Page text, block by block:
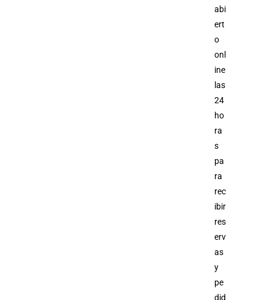
abi
ert
o
onl
ine
las
24
ho
ra
s
pa
ra
rec
ibir
res
erv
as
y
pe
did